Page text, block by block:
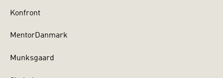
Konfront
MentorDanmark
Munksgaard